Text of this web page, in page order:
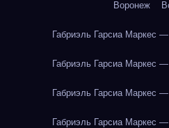
Воронеж
Габриэль Гарсиа Маркес
Габриэль Гарсиа Маркес
Габриэль Гарсиа Маркес
Габриэль Гарсиа Маркес